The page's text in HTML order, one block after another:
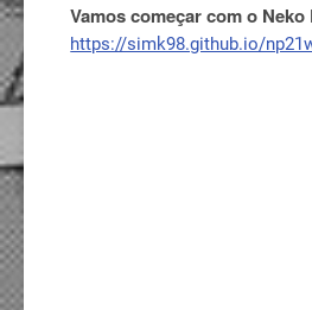
Vamos começar com o Neko
https://simk98.github.io/